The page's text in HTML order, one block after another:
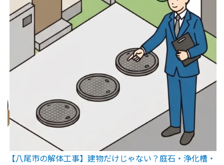
【八尾市の解体工事】建物だけじゃない？庭石・浄化槽・